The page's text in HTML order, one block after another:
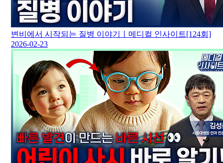
변비에서 시작되는 질병 이야기ㅣ메디컬 인사이트[124회]
2026-02-23